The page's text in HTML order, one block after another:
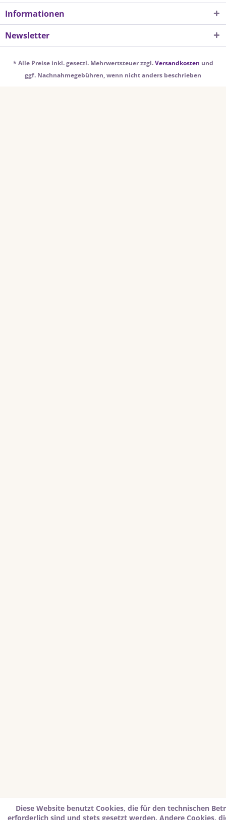
Informationen
Newsletter
* Alle Preise inkl. gesetzl. Mehrwertsteuer zzgl.Versandkosten und
ggf. Nachnahmegebühren, wenn nicht anders beschrieben
Diese Website benutzt Cookies, die für den technischen
erforderlich sind und stets gesetzt werden. Andere Cookies,